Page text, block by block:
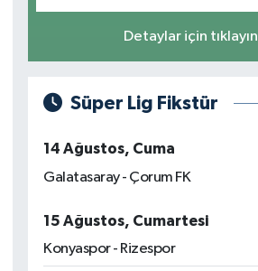
Detaylar için tıklayın
Süper Lig Fikstür
14 Ağustos, Cuma
Galatasaray - Çorum FK
15 Ağustos, Cumartesi
Konyaspor - Rizespor